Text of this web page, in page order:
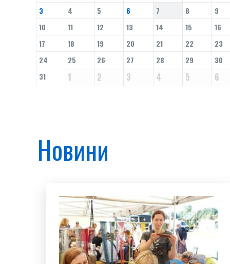
3
4 5 6 7 8
9
10
11 12 13 14 15
16
17
18 19 20 21 22
23
24
25 26 27 28 29
30
31
1 2 3 4 5 6
Новини